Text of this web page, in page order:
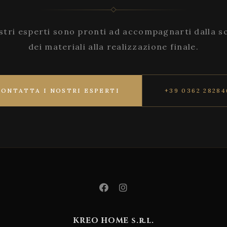
esperti sono pronti ad accompagnarti dalla
dei materiali alla realizzazione finale.
I NOSTRI ESPERTI +39 0362
KREO HOME s.r.l.